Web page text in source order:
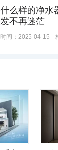
什么样的净水
发不再迷茫
时间：2025-04-15